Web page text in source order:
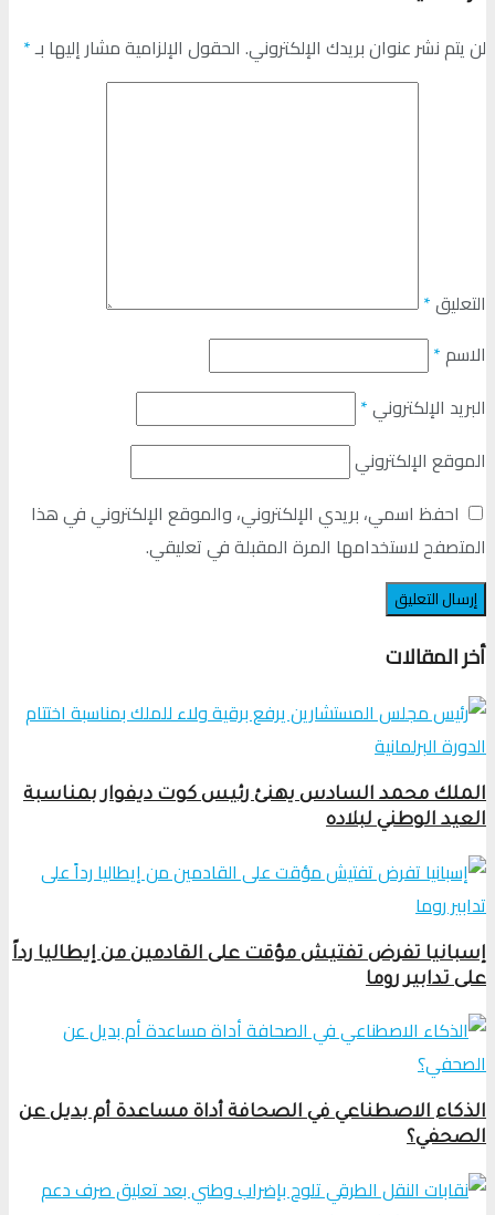
لن يتم نشر عنوان بريدك الإلكتروني. الحقول الإلزامية مشار إليها بـ*
التعليق*
الاسم*
البريد الإلكتروني*
الموقع الإلكتروني
احفظ اسمي، بريدي الإلكتروني، والموقع الإلكتروني في هذا
المتصفح لاستخدامها المرة المقبلة في تعليقي.
أخر المقالات
الملك محمد السادس يهنئ رئيس كوت ديفوار بمناسبة
العيد الوطني لبلاده
إسبانيا تفرض تفتيش مؤقت على القادمين من إيطاليا رداً
على تدابير روما
الذكاء الاصطناعي في الصحافة أداة مساعدة أم بديل عن
الصحفي؟